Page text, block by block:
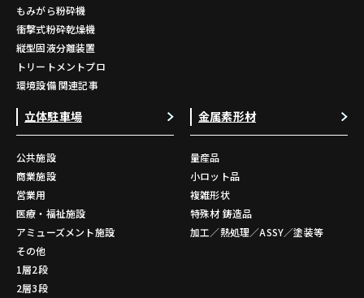
もみがら粉砕機
衝撃式粉砕乾燥機
縦型固液分離装置
トリートメントプロ
環境設備 関連記事
立体駐車場
公共施設
商業施設
営業用
医療・福祉施設
アミューズメント施設
その他
1層2段
2層3段
金属素形材
量産品
小ロット品
複雑形状
特殊材 鋳造品
加工／熱処理／ASSY／塗装等